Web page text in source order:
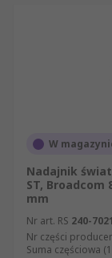
W
Nadajnik
ST, Broadcom
mm
Nr art. RS 240-7021
Nr części
Suma częściowa